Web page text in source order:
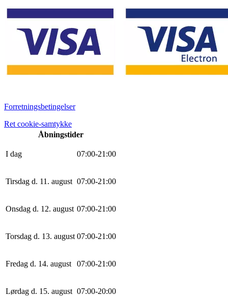
Forretningsbetingelser
Ret cookie-samtykke
Åbningstider
I dag 07:00-21 :00
Tirsdag d. 11. august 07:00-21 :00
Onsdag d. 12. august 07:00-21 :00
Torsdag d. 13. august 07:00-21 :00
Fredag d. 14. august 07:00-21 :00
Lørdag d. 15. august 07:00-20:00